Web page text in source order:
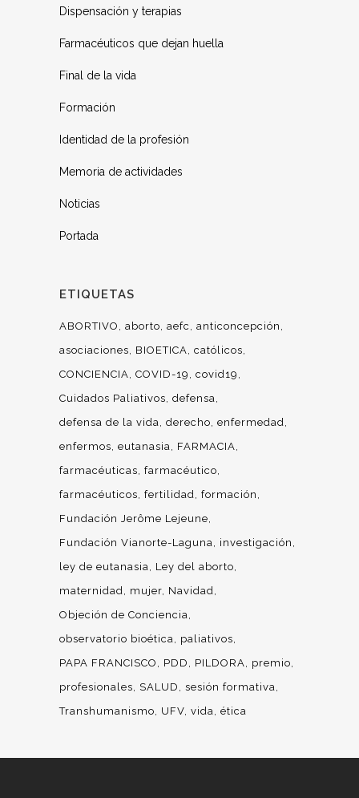
Dispensación y terapias
Farmacéuticos que dejan huella
Final de la vida
Formación
Identidad de la profesión
Memoria de actividades
Noticias
Portada
ETIQUETAS
ABORTIVO aborto aefc
anticoncepción
asociaciones
BIOETICA católicos
CONCIENCIA COVID-19
covid19
Cuidados Paliativos defensa
defensa de la vida derecho enfermedad
enfermos eutanasia
FARMACIA
farmacéuticas farmacéutico
farmacéuticos fertilidad formación
Fundación Jerôme Lejeune
Fundación Vianorte-Laguna
investigación
ley de eutanasia
Ley del aborto
maternidad
mujer Navidad
Objeción de Conciencia
observatorio bioética
paliativos
PAPA FRANCISCO
PDD PILDORA
premio
profesionales
SALUD
sesión formativa
Transhumanismo
UFV vida ética